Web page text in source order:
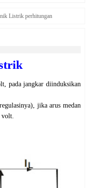
Listrik perhitungan
pada jangkar diinduksikan
jika arus medan